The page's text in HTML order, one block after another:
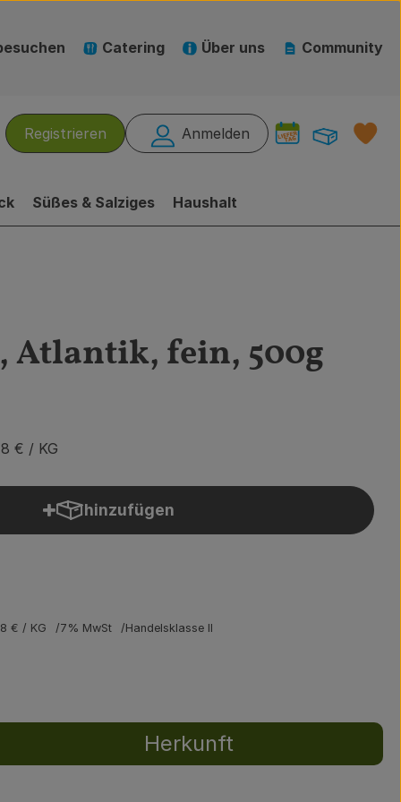
Catering Über uns Community
Registrieren Anmelden
Süßes & Salziges Haushalt
Atlantik, fein, 500g
€ / KG
hinzufügen
Produkt zum Warenkorb hinzufügen
€ / KG 7% MwSt Handelsklasse II
Herkunft